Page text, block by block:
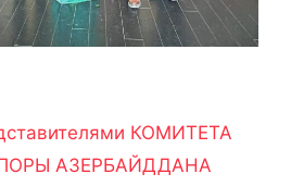
КОМИТЕТА
АЗЕРБАЙДДАНА